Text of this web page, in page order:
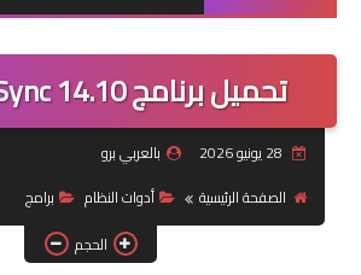
حماية
شبكات
أندرويد
تحميل برنامج FreeFileSync 14.10
بالعربي برو
الصفحة الرئيسية
أدوات النظام
برامج
الحجم